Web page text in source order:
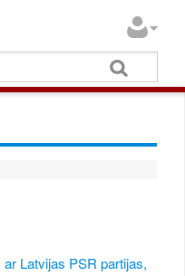
Latvijas PSR partijas,